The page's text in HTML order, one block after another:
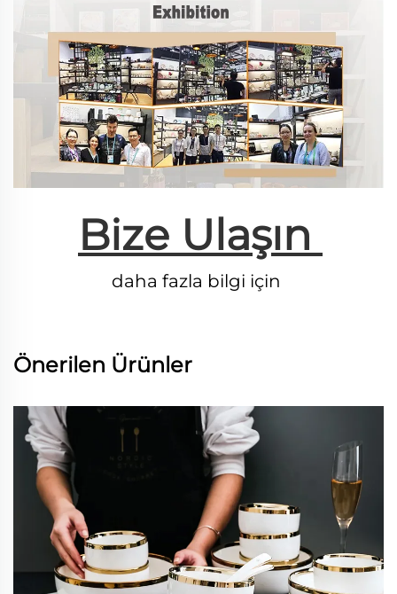
Bize Ulaşın
daha fazla bilgi için
Önerilen Ürünler